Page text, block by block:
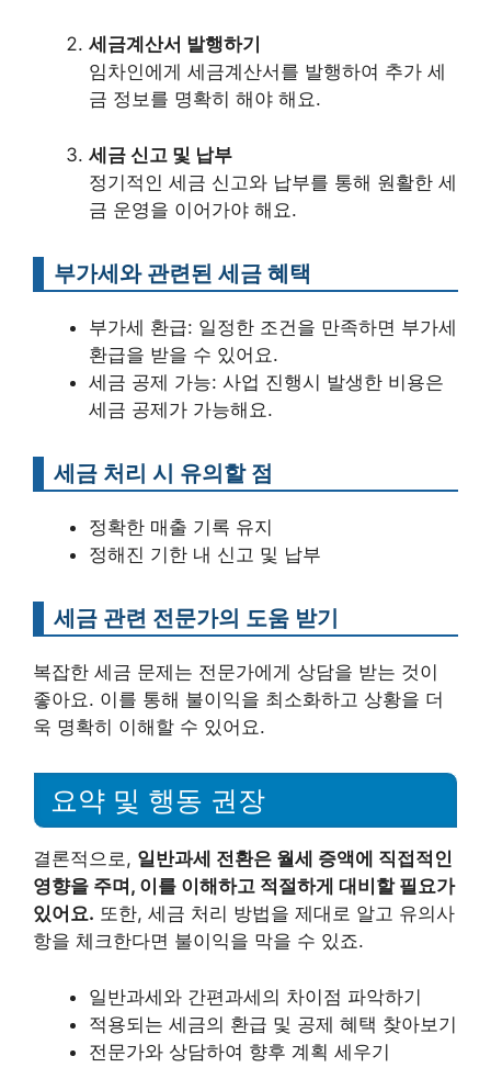
세금계산서 발행하기
임차인에게 세금계산서를 발행하여 추가 세
금 정보를 명확히 해야 해요.
세금 신고 및 납부
정기적인 세금 신고와 납부를 통해 원활한 세
금 운영을 이어가야 해요.
부가세와 관련된 세금 혜택
부가세 환급: 일정한 조건을 만족하면 부가세
환급을 받을 수 있어요.
세금 공제 가능: 사업 진행시 발생한 비용은
세금 공제가 가능해요.
세금 처리 시 유의할 점
정확한 매출 기록 유지
정해진 기한 내 신고 및 납부
세금 관련 전문가의 도움 받기
복잡한 세금 문제는 전문가에게 상담을 받는 것이
좋아요. 이를 통해 불이익을 최소화하고 상황을 더
욱 명확히 이해할 수 있어요.
요약 및 행동 권장
결론적으로, 일반과세 전환은 월세 증액에 직접적인
영향을 주며, 이를 이해하고 적절하게 대비할 필요가
있어요. 또한, 세금 처리 방법을 제대로 알고 유의사
항을 체크한다면 불이익을 막을 수 있죠.
일반과세와 간편과세의 차이점 파악하기
적용되는 세금의 환급 및 공제 혜택 찾아보기
전문가와 상담하여 향후 계획 세우기